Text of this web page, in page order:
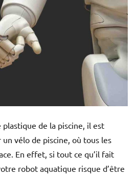
de la piscine, il est
vélo de piscine, où tous les
En effet, si tout ce qu’il fait
robot aquatique risque d’être